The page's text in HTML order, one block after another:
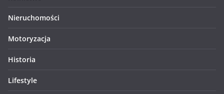
Nieruchomości
Motoryzacja
Historia
Lifestyle